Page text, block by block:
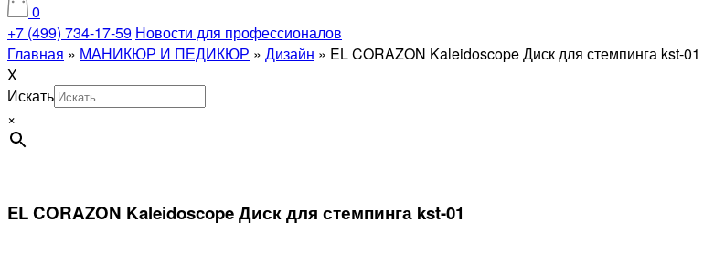
0
+7 (499) 734-17-59 Новости для профессионалов
Главная » МАНИКЮР И ПЕДИКЮР » Дизайн » EL CORAZON Kaleidoscope Диск для стемпинга kst-01
X
Искать
×
EL CORAZON Kaleidoscope Диск для стемпинга kst-01